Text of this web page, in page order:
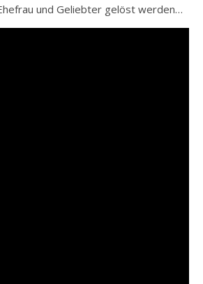
und Geliebter gelöst werden…